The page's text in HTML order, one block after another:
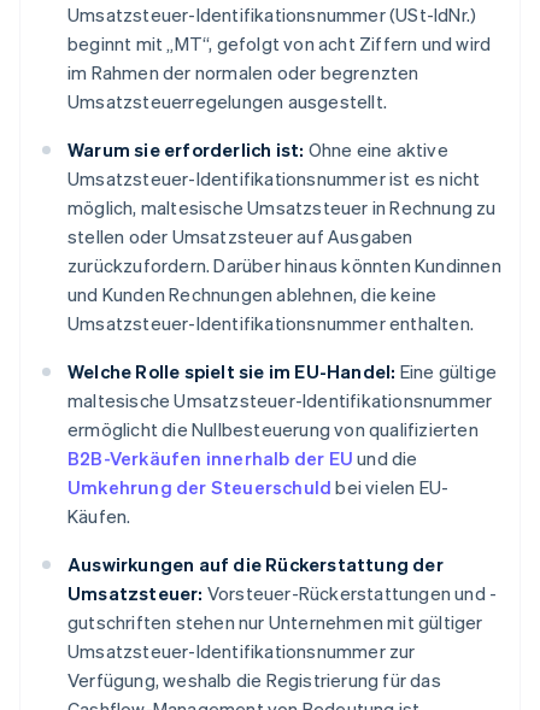
Umsatzsteuer-Identifikationsnummer (USt-IdNr.)
beginnt mit „MT“, gefolgt von acht Ziffern und wird
im Rahmen der normalen oder begrenzten
Umsatzsteuerregelungen ausgestellt.
Warum sie erforderlich ist: Ohne eine aktive
Umsatzsteuer-Identifikationsnummer ist es nicht
möglich, maltesische Umsatzsteuer in Rechnung zu
stellen oder Umsatzsteuer auf Ausgaben
zurückzufordern. Darüber hinaus könnten Kundinnen
und Kunden Rechnungen ablehnen, die keine
Umsatzsteuer-Identifikationsnummer enthalten.
Welche Rolle spielt sie im EU-Handel: Eine gültige
maltesische Umsatzsteuer-Identifikationsnummer
ermöglicht die Nullbesteuerung von qualifizierten
B2B-Verkäufen innerhalb der EU und die
Umkehrung der Steuerschuld bei vielen EU-
Käufen.
Auswirkungen auf die Rückerstattung der
Umsatzsteuer: Vorsteuer-Rückerstattungen und -
gutschriften stehen nur Unternehmen mit gültiger
Umsatzsteuer-Identifikationsnummer zur
Verfügung, weshalb die Registrierung für das